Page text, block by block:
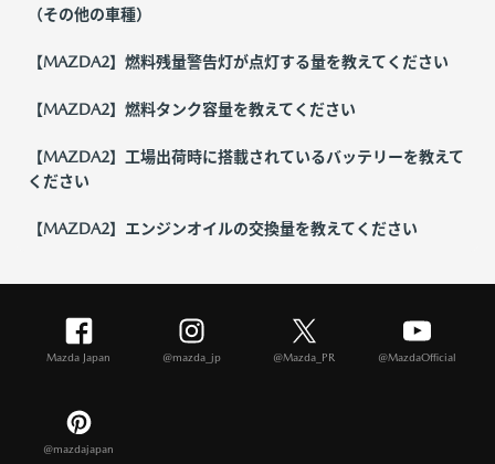
（その他の車種）
【MAZDA2】燃料残量警告灯が点灯する量を教えてください
【MAZDA2】燃料タンク容量を教えてください
【MAZDA2】工場出荷時に搭載されているバッテリーを教えて
ください
【MAZDA2】エンジンオイルの交換量を教えてください
Mazda Japan @mazda_jp @Mazda_PR @MazdaOfficial
@mazdajapan